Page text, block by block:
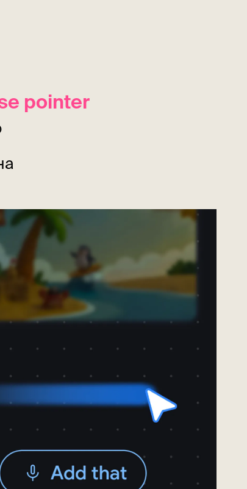
pointer